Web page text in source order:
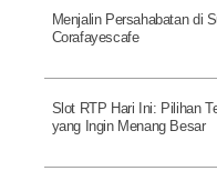
Menjalin Persahabatan di
Corafayescafe
Slot RTP Hari Ini: Pilihan
yang Ingin Menang Besar